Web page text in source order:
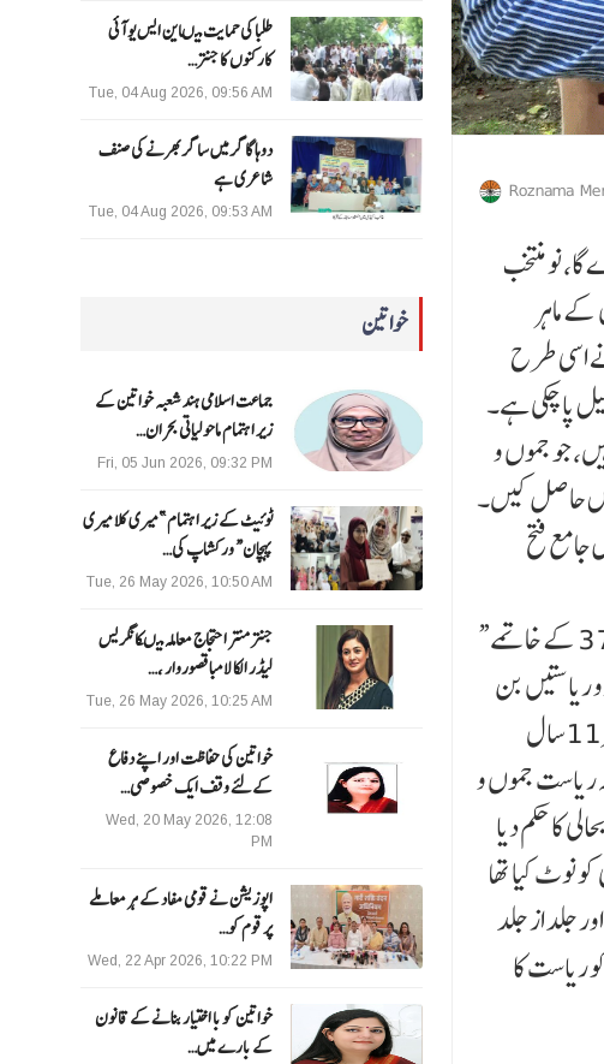
طلبا کی حمایت میںاین ایس یو آئی
کارکنوں کا جنتر…
Tue, 04 Aug 2026, 09:56 AM
دوہا گاگر میں ساگر بھرنے کی صنف
شاعری ہے
Tue, 04 Aug 2026, 09:53 AM
خواتین
جماعت اسلامی ہند شعبہ خواتین کے
زیر اہتمام ماحولیاتی بحران…
Fri, 05 Jun 2026, 09:32 PM
ٹوئیٹ کے زیر اہتمام ”میری کلا میری
پہچان“ ورکشاپ کی…
Tue, 26 May 2026, 10:50 AM
جنتر منتر احتجاج معاملہ میںکانگریس
لیڈر الکا لامبا قصوروار ،…
Tue, 26 May 2026, 10:25 AM
خواتین کی حفاظت اور اپنے دفاع
کےلئے وقف ایک خصوصی…
Wed, 20 May 2026, 12:08
PM
اپوزیشن نے قومی مفاد کے ہر معاملے
پر قوم کو…
Wed, 22 Apr 2026, 10:22 PM
خواتین کو با اختیار بنانے کے قانون
کے بارے میں…
Roznama
نو منتخب
ماہر
اسی طرح
پا چکی ہے۔
جو جموں و
اسمبلی میں اکثریتی نشستیں حاصل کیں۔
میں جامع فتح
“قانون ساز اسمبلی کو تحلیل کرنے کی ضرورت نہیں ہوگی۔ یہ ریاستی اسمبلی کے طور پر کام کرتی رہے گی۔ آرٹیکل 370 کے خاتمے
ریاستیں بن
جاتی ہیں، یہ طریقہ کار آئین کے آرٹیکل 3 اور 4 کے تحت ریاستی تنظیم نو کا ایکٹ ہوگا،‘‘ دویدی نے مزید کہا۔ڈسمبر11سال
رکھا جس نے سابقہ ​​ریاست جموں و
کی بحالی کا حکم دیا
نوٹ کیا تھا
جلد از جلد
ریاست کا